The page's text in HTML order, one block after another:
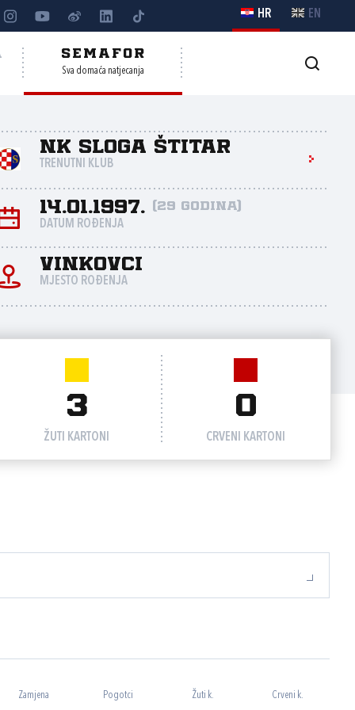
HR EN
SEMAFOR
Sva domaća natjecanja
NK Sloga Štitar
TRENUTNI KLUB
14.01.1997. (29 godina)
DATUM ROĐENJA
Vinkovci
MJESTO ROĐENJA
3
ŽUTI KARTONI
0
CRVENI KARTONI
Zamjena Pogotci Žuti k. Crveni k.